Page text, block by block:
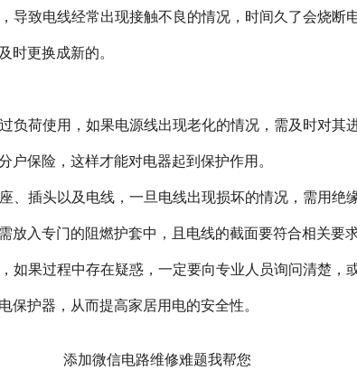
导致电线经常出现接触不良的情况，时间久了会烧断
时更换成新的。
负荷使用，如果电源线出现老化的情况，需及时对其
户保险，这样才能对电器起到保护作用。
、插头以及电线，一旦电线出现损坏的情况，需用绝
放入专门的阻燃护套中，且电线的截面要符合相关要求
如果过程中存在疑惑，一定要向专业人员询问清楚，
保护器，从而提高家居用电的安全性。
添加微信电路维修难题我帮您